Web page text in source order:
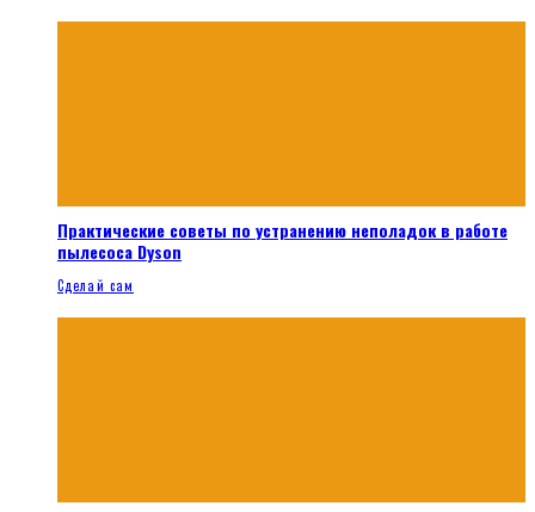
Практические советы по устранению неполадок в работе
пылесоса Dyson
Сделай сам